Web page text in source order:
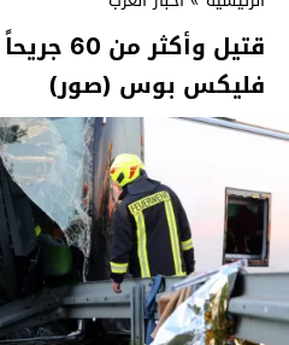
قتيل
فليكس بوس (صور)